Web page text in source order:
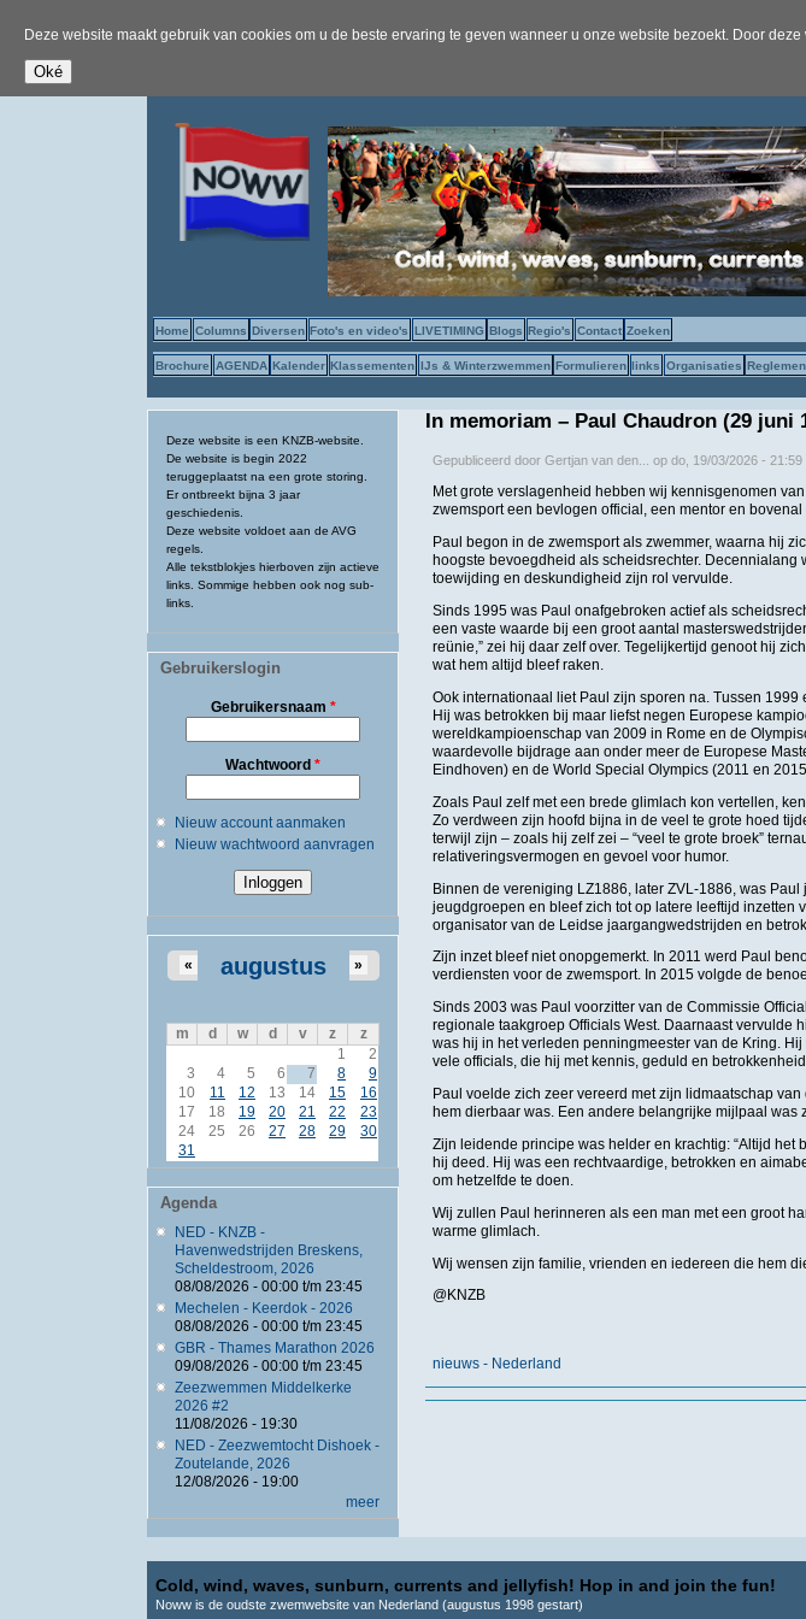
Deze website maakt gebruik van cookies om u de beste ervaring te geven wanneer u onze website bezoekt. Door
Home Columns Diversen Foto's en video's LIVETIMING Blogs Regio's Contact Zoeken
Brochure AGENDA Kalender Klassementen IJs & Winterzwemmen Formulieren links Organisaties
Deze website is een KNZB-website.
De website is begin 2022
teruggeplaatst na een grote storing.
Er ontbreekt bijna 3 jaar
geschiedenis.
Deze website voldoet aan de AVG
regels.
Alle tekstblokjes hierboven zijn actieve
links. Sommige hebben ook nog sub-
links.
Gebruikerslogin
Gebruikersnaam *
Wachtwoord *
Nieuw account aanmaken
Nieuw wachtwoord aanvragen
augustus
« »
m d w d v z
z
1
2
3
4 5 6 7 8
9
10
11 12 13 14 15
16
17
18 19 20 21 22
23
24
25 26 27 28 29
30
31
Agenda
NED - KNZB -
Havenwedstrijden Breskens,
Scheldestroom, 2026
08/08/2026 - 00:00t/m 23:45
Mechelen - Keerdok - 2026
08/08/2026 - 00:00t/m 23:45
GBR - Thames Marathon 2026
09/08/2026 - 00:00t/m 23:45
Zeezwemmen Middelkerke
2026 #2
11/08/2026 - 19:30
NED - Zeezwemtocht Dishoek -
Zoutelande, 2026
12/08/2026 - 19:00
meer
In memoriam – Paul Chaudron (29 juni
Gepubliceerd door Gertjan van den... op do, 19/03/2026 - 21:59
Met grote verslagenheid hebben wij kennisgenomen
zwemsport een bevlogen official, een mentor en
Paul begon in de zwemsport als zwemmer, waarna hij
hoogste bevoegdheid als scheidsrechter.
toewijding en deskundigheid zijn rol vervulde.
Sinds 1995 was Paul onafgebroken actief als
een vaste waarde bij een groot aantal
reünie,” zei hij daar zelf over. Tegelijkertijd genoot hij
wat hem altijd bleef raken.
Ook internationaal liet Paul zijn sporen na. Tussen
Hij was betrokken bij maar liefst negen Europese
wereldkampioenschap van 2009 in Rome en de
waardevolle bijdrage aan onder meer de Europese
Eindhoven) en de World Special Olympics (2011 en
Zoals Paul zelf met een brede glimlach kon vertellen,
Zo verdween zijn hoofd bijna in de veel te grote hoed
terwijl zijn – zoals hij zelf zei – “veel te grote broek”
relativeringsvermogen en gevoel voor humor.
Binnen de vereniging LZ1886, later ZVL-1886, was
jeugdgroepen en bleef zich tot op latere leeftijd inzetten
organisator van de Leidse jaargangwedstrijden en
Zijn inzet bleef niet onopgemerkt. In 2011 werd Paul
verdiensten voor de zwemsport. In 2015 volgde de
Sinds 2003 was Paul voorzitter van de Commissie
regionale taakgroep Officials West. Daarnaast vervulde
was hij in het verleden penningmeester van de Kring.
vele officials, die hij met kennis, geduld en
Paul voelde zich zeer vereerd met zijn lidmaatschap
hem dierbaar was. Een andere belangrijke mijlpaal
Zijn leidende principe was helder en krachtig: “Altijd het
hij deed. Hij was een rechtvaardige, betrokken en
om hetzelfde te doen.
Wij zullen Paul herinneren als een man met een groot
warme glimlach.
Wij wensen zijn familie, vrienden en iedereen die hem
@KNZB
nieuws - Nederland
Cold, wind, waves, sunburn, currents and jellyfish! Hop in and join the fun!
Noww is de oudste zwemwebsite van Nederland (augustus 1998 gestart)